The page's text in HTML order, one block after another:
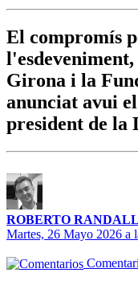
El compromís
Girona i la
anunciat avui
president de la
ROBERTO RANDALL
Martes, 26 Mayo 2026 a